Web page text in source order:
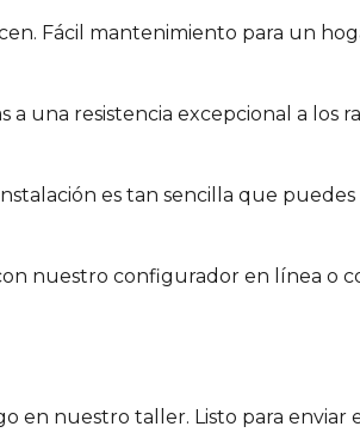
Fácil mantenimiento para un
a una resistencia excepcional a los
es tan sencilla que puedes
nuestro configurador en línea o
en nuestro taller. Listo para enviar